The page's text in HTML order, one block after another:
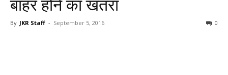
बाहर होने का खतरा
By JKR Staff - September 5, 2016 0